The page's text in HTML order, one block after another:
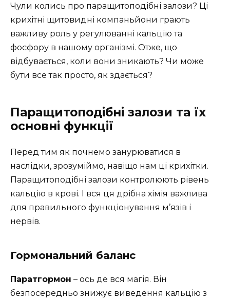
Чули колись про паращитоподібні залози? Ці
крихітні щитовидні компаньйони грають
важливу роль у регулюванні кальцію та
фосфору в нашому організмі. Отже, що
відбувається, коли вони зникають? Чи може
бути все так просто, як здається?
Паращитоподібні залози та їх
основні функції
Перед тим як почнемо занурюватися в
наслідки, зрозуміймо, навіщо нам ці крихітки.
Паращитоподібні залози контролюють рівень
кальцію в крові. І вся ця дрібна хімія важлива
для правильного функціонування м’язів і
нервів.
Гормональний баланс
Паратгормон – ось де вся магія. Він
безпосередньо знижує виведення кальцію з